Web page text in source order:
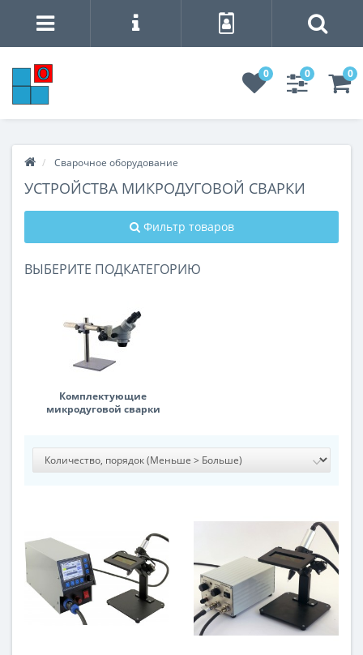
0 0 0
Сварочное оборудование
УСТРОЙСТВА МИКРОДУГОВОЙ СВАРКИ
Фильтр товаров
ВЫБЕРИТЕ ПОДКАТЕГОРИЮ
Комплектующие
микродуговой сварки